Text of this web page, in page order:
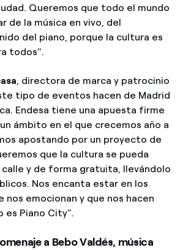
Queremos que todo el mundo
de la música en vivo, del
del piano, porque la cultura es
todos”.
, directora de marca y patrocinio
tipo de eventos hacen de Madrid
Endesa tiene una apuesta firme
ámbito en el que crecemos año a
apostando por un proyecto de
que la cultura se pueda
y de forma gratuita, llevándolo
Nos encanta estar en los
nos emocionan y que nos hacen
Piano City”.
a Bebo Valdés, música